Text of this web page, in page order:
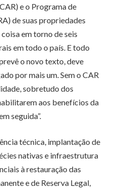
e o Programa de
de suas propriedades
em torno de seis
em todo o país. E todo
o novo texto, deve
por mais um. Sem o CAR
sobretudo dos
aos benefícios da
seguida”.
técnica, implantação de
nativas e infraestrutura
à restauração das
e de Reserva Legal,